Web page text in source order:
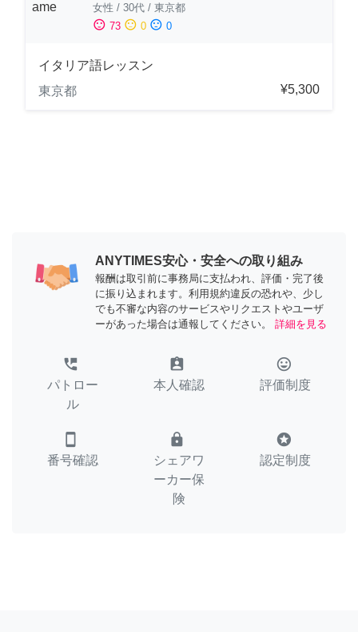
女性 / 30代 / 東京都
sentiment_satisfied 73 sentiment_neutral 0 sentiment_dissatisfied 0
イタリア語レッスン
東京都
¥5,300
ANYTIMES安心・安全への取り組み
報酬は取引前に事務局に支払われ、評価・完了後
に振り込まれます。利用規約違反の恐れや、少し
でも不審な内容のサービスやリクエストやユーザ
ーがあった場合は通報してください。
詳細を見る
perm_phone_msg
パトロー
ル
assignment_ind
本人確認
tag_faces
評価制度
smartphone
番号確認
lock
シェアワ
ーカー保
険
stars
認定制度